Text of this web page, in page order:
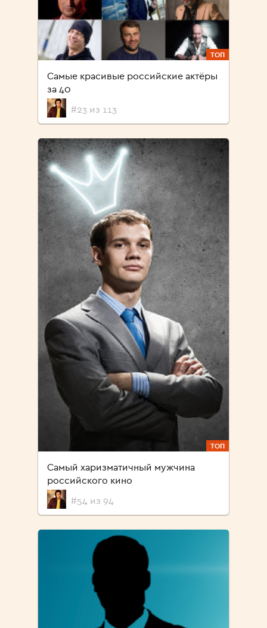
ТОП
Самые красивые российские актёры
за 40
#23 из 113
ТОП
Самый харизматичный мужчина
российского кино
#54 из 94